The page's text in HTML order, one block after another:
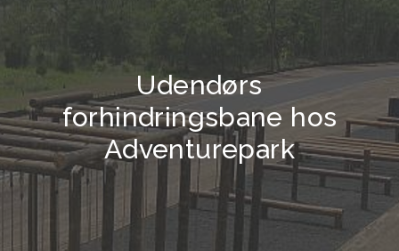
Udendørs
forhindringsbane hos
Adventurepark